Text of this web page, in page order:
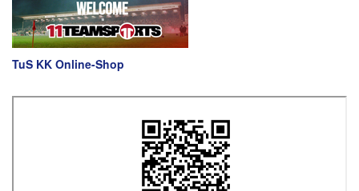
TuS KK Online-Shop